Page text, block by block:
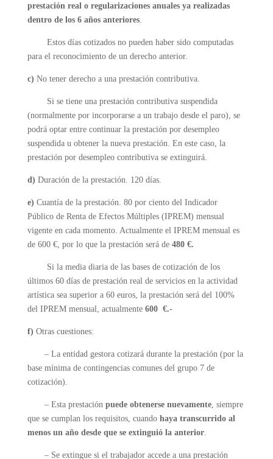
prestación real o regularizaciones anuales ya realizadas
dentro de los 6 años anteriores.
Estos días cotizados no pueden haber sido computadas
para el reconocimiento de un derecho anterior.
c) No tener derecho a una prestación contributiva.
Si se tiene una prestación contributiva suspendida
(normalmente por incorporarse a un trabajo desde el paro), se
podrá optar entre continuar la prestación por desempleo
suspendida u obtener la nueva prestación. En este caso, la
prestación por desempleo contributiva se extinguirá.
d) Duración de la prestación. 120 días.
e) Cuantía de la prestación. 80 por ciento del Indicador
Público de Renta de Efectos Múltiples (IPREM) mensual
vigente en cada momento. Actualmente el IPREM mensual es
de 600 €, por lo que la prestación será de 480 €.
Si la media diaria de las bases de cotización de los
últimos 60 días de prestación real de servicios en la actividad
artística sea superior a 60 euros, la prestación será del 100%
del IPREM mensual, actualmente 600 €.-
f) Otras cuestiones:
– La entidad gestora cotizará durante la prestación (por la
base mínima de contingencias comunes del grupo 7 de
cotización).
– Esta prestación puede obtenerse nuevamente, siempre
que se cumplan los requisitos, cuando haya transcurrido al
menos un año desde que se extinguió la anterior.
– Se extingue si el trabajador accede a una prestación